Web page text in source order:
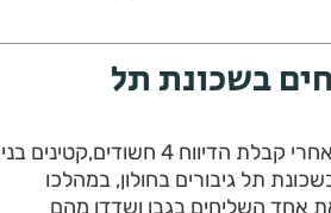
בשכונת תל
שוטרי משטרת חולון עצרו הלילה תוך זמן קצר אחרי קבלת הדיווח 4 חשודים,קטינים בני
מזון בשכונת תל גיבורים בחולון, במהלכו
אחד השליחים בגבו ושדדו מהם